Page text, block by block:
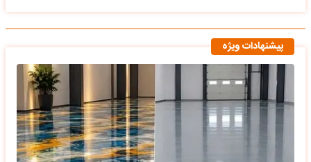
پیشنهادات ویژه